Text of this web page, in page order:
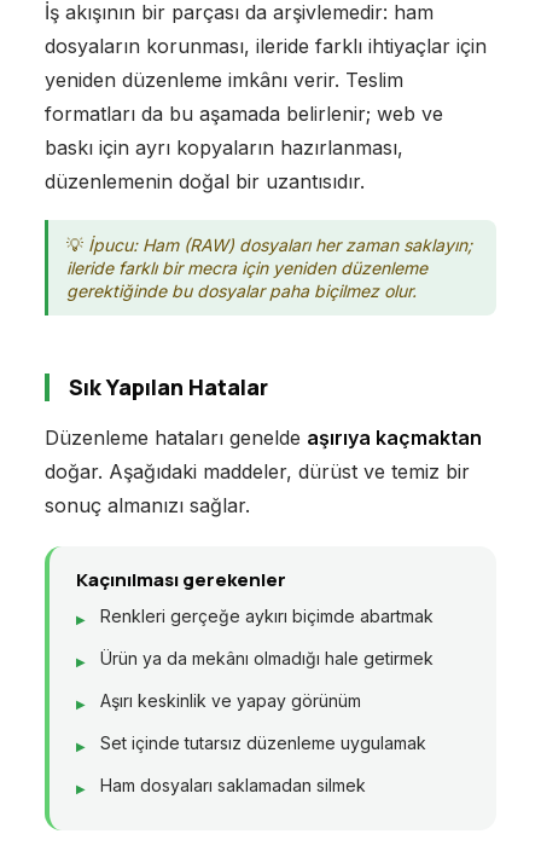
İş akışının bir parçası da arşivlemedir: ham
dosyaların korunması, ileride farklı ihtiyaçlar için
yeniden düzenleme imkânı verir. Teslim
formatları da bu aşamada belirlenir; web ve
baskı için ayrı kopyaların hazırlanması,
düzenlemenin doğal bir uzantısıdır.
İpucu: Ham (RAW) dosyaları her zaman saklayın;
ileride farklı bir mecra için yeniden düzenleme
gerektiğinde bu dosyalar paha biçilmez olur.
Sık Yapılan Hatalar
Düzenleme hataları genelde aşırıya kaçmaktan
doğar. Aşağıdaki maddeler, dürüst ve temiz bir
sonuç almanızı sağlar.
Kaçınılması gerekenler
Renkleri gerçeğe aykırı biçimde abartmak
Ürün ya da mekânı olmadığı hale getirmek
Aşırı keskinlik ve yapay görünüm
Set içinde tutarsız düzenleme uygulamak
Ham dosyaları saklamadan silmek